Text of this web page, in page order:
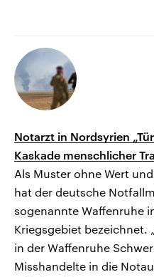
Notarzt in Nordsyrien
Kaskade menschlicher
Als Muster ohne Wert
hat der deutsche
sogenannte Waffenruhe
Kriegsgebiet bezeichnet.
in der Waffenruhe
Misshandelte in die